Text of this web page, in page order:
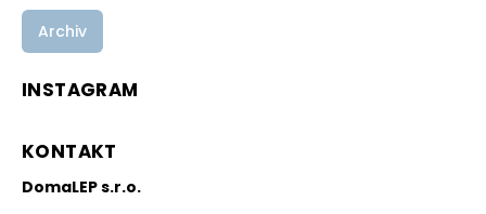
Archiv
INSTAGRAM
KONTAKT
DomaLEP s.r.o.